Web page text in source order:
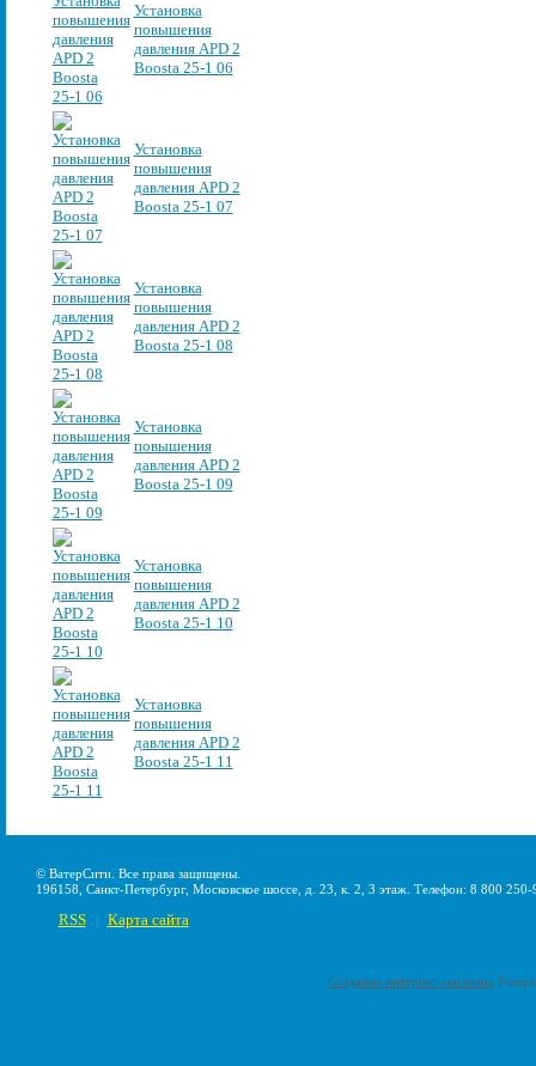
Установка
повышения
давления APD 2
Boosta 25-1 06
Установка
повышения
давления APD 2
Boosta 25-1 07
Установка
повышения
давления APD 2
Boosta 25-1 08
Установка
повышения
давления APD 2
Boosta 25-1 09
Установка
повышения
давления APD 2
Boosta 25-1 10
Установка
повышения
давления APD 2
Boosta 25-1 11
© ВатерСити. Все права защищены.
196158, Санкт-Петербург, Московское шоссе, д. 23, к. 2, 3 этаж. Телефон: 8 800
RSS Карта сайта
Создание интернет-магазина